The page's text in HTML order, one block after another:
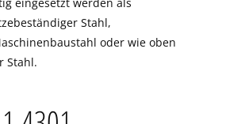
Stahl,
oder wie oben
Stahl.